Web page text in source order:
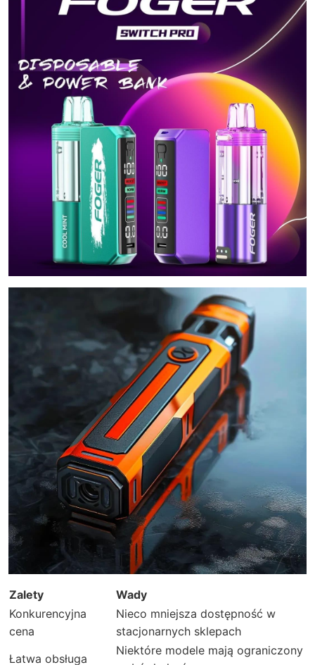
Zalety
Wady
Konkurencyjna
cena
Nieco mniejsza dostępność w
stacjonarnych sklepach
Łatwa obsługa
Niektóre modele mają ograniczony